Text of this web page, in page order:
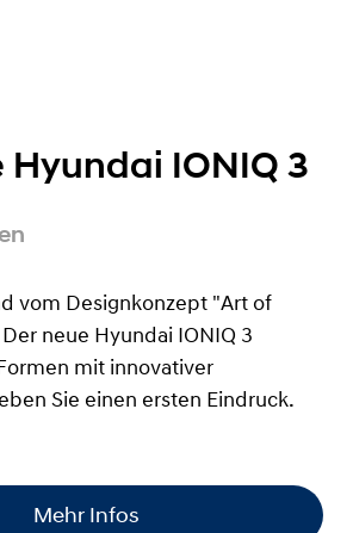
Hyundai IONIQ 3
vom Designkonzept "Art of
neue Hyundai IONIQ 3
mit innovativer
Sie einen ersten Eindruck.
Mehr Infos